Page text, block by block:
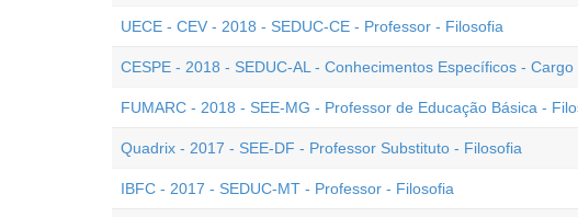
UECE - CEV - 2018 - SEDUC-CE - Professor - Filosofia
CESPE - 2018 - SEDUC-AL - Conhecimentos Específicos -
FUMARC - 2018 - SEE-MG - Professor de Educação Básica -
Quadrix - 2017 - SEE-DF - Professor Substituto - Filosofia
IBFC - 2017 - SEDUC-MT - Professor - Filosofia